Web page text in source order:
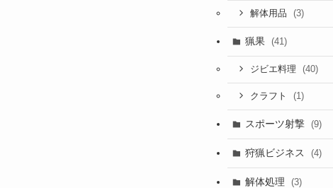
解体用品 (3)
猟果 (41)
ジビエ料理 (40)
クラフト (1)
スポーツ射撃 (9)
狩猟ビジネス (4)
解体処理 (3)